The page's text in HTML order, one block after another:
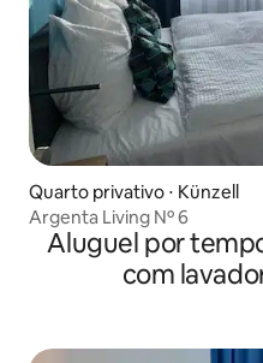
Quarto privativo ⋅ Künzell
Argenta Living Nº 6
Aluguel por
com